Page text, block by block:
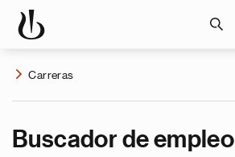
Carreras
Buscador de empleo